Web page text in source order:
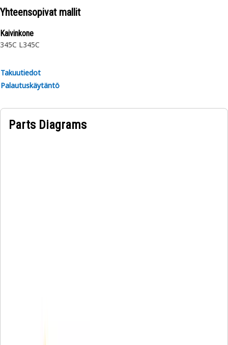
Yhteensopivat mallit
Kaivinkone
345C L345C
Takuutiedot
Palautuskäytäntö
Parts Diagrams